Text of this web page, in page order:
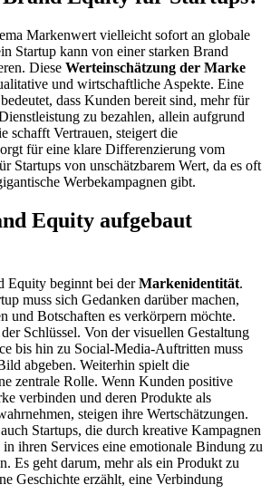
Markenwert vielleicht sofort an globale
Startup kann von einer starken Brand
Diese Werteinschätzung der Marke
und wirtschaftliche Aspekte. Eine
dass Kunden bereit sind, mehr für
zu bezahlen, allein aufgrund
schafft Vertrauen, steigert die
für eine klare Differenzierung vom
Startups von unschätzbarem Wert, da es oft
Werbekampagnen gibt.
Equity aufgebaut
Equity beginnt bei derMarkenidentität.
muss sich Gedanken darüber machen,
und Botschaften es verkörpern möchte.
Schlüssel. Von der visuellen Gestaltung
bis hin zu Social-Media-Auftritten muss
abgeben. Weiterhin spielt die
zentrale Rolle. Wenn Kunden positive
verbinden und deren Produkte als
steigen ihre Wertschätzungen.
Startups, die durch kreative Kampagnen
ihren Services eine emotionale Bindung zu
Es geht darum, mehr als ein Produkt zu
Geschichte erzählt, eine Verbindung